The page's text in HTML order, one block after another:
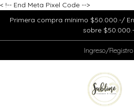
< !-- End Meta Pixel Code -->
Primera compra mínimo $50.000.-/
sobre $50.000.-
Ingreso/Registro